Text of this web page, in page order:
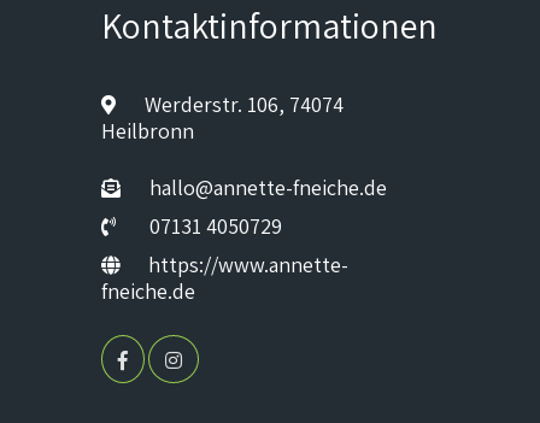
Kontaktinformationen
Werderstr. 106, 74074
Heilbronn
hallo@annette-fneiche.de
07131 4050729
https://www.annette-
fneiche.de